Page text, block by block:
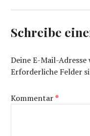
Schreibe
Deine E-Mail-
Erforderliche Felder
Kommentar*